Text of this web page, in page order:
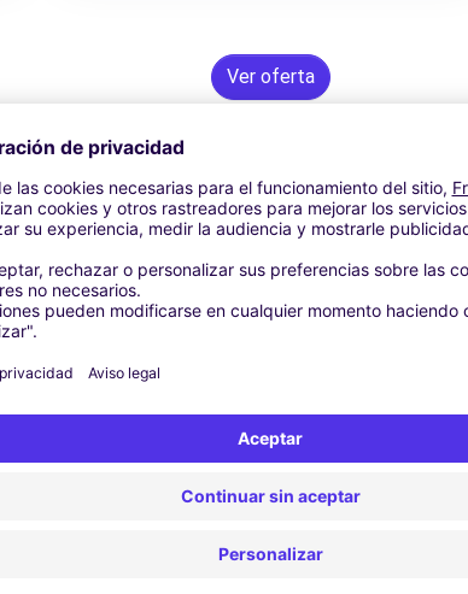
Ver oferta
Asistencia 24/7
¿Problemas en la carretera? Nuestro servicio de
asistencia está disponible en cualquier momento
para garantizar un viaje sin interrupciones.